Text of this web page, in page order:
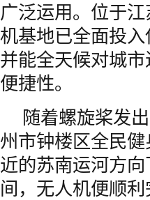
广泛运用。位于
机基地已全面投
并能全天候对城
便捷性。
随着螺旋桨发
州市钟楼区全民
近的苏南运河方
间，无人机便顺